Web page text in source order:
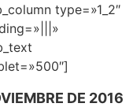
type=»1_2″
DE 2016